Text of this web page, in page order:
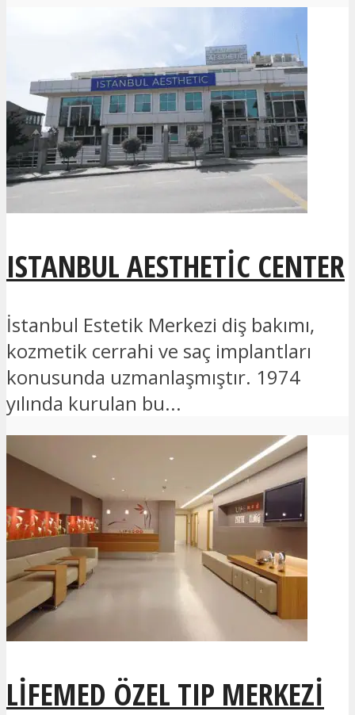
ISTANBUL AESTHETIC CENTER
İstanbul Estetik Merkezi diş bakımı,
kozmetik cerrahi ve saç implantları
konusunda uzmanlaşmıştır. 1974
yılında kurulan bu...
LIFEMED ÖZEL TIP MERKEZI